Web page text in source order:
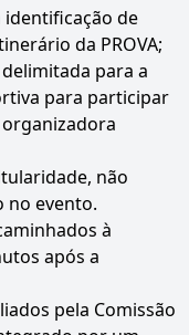
de
da PROVA;
para a
para participar
não
no evento.
à
após a
pela Comissão